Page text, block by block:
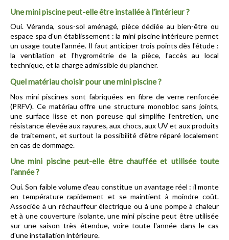
Une mini piscine peut-elle être installée à l'intérieur ?
Oui. Véranda, sous-sol aménagé, pièce dédiée au bien-être ou
espace spa d'un établissement : la mini piscine intérieure permet
un usage toute l'année. Il faut anticiper trois points dès l'étude :
la ventilation et l'hygrométrie de la pièce, l'accès au local
technique, et la charge admissible du plancher.
Quel matériau choisir pour une mini piscine ?
Nos mini piscines sont fabriquées en fibre de verre renforcée
(PRFV). Ce matériau offre une structure monobloc sans joints,
une surface lisse et non poreuse qui simplifie l'entretien, une
résistance élevée aux rayures, aux chocs, aux UV et aux produits
de traitement, et surtout la possibilité d'être réparé localement
en cas de dommage.
Une mini piscine peut-elle être chauffée et utilisée toute
l'année ?
Oui. Son faible volume d'eau constitue un avantage réel : il monte
en température rapidement et se maintient à moindre coût.
Associée à un réchauffeur électrique ou à une pompe à chaleur
et à une couverture isolante, une mini piscine peut être utilisée
sur une saison très étendue, voire toute l'année dans le cas
d'une installation intérieure.